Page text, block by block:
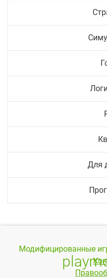
Для
Модифицированные